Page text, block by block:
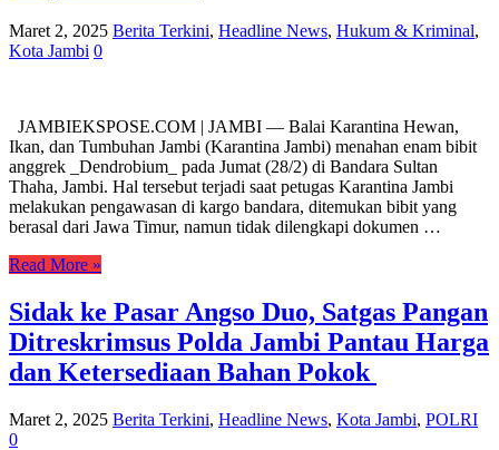
Maret 2, 2025 Berita Terkini, Headline News, Hukum & Kriminal,
Kota Jambi 0
JAMBIEKSPOSE.COM | JAMBI — Balai Karantina Hewan,
Ikan, dan Tumbuhan Jambi (Karantina Jambi) menahan enam bibit
anggrek _Dendrobium_ pada Jumat (28/2) di Bandara Sultan
Thaha, Jambi. Hal tersebut terjadi saat petugas Karantina Jambi
melakukan pengawasan di kargo bandara, ditemukan bibit yang
berasal dari Jawa Timur, namun tidak dilengkapi dokumen …
Read More »
Sidak ke Pasar Angso Duo, Satgas Pangan
Ditreskrimsus Polda Jambi Pantau Harga
dan Ketersediaan Bahan Pokok
Maret 2, 2025 Berita Terkini, Headline News, Kota Jambi, POLRI
0